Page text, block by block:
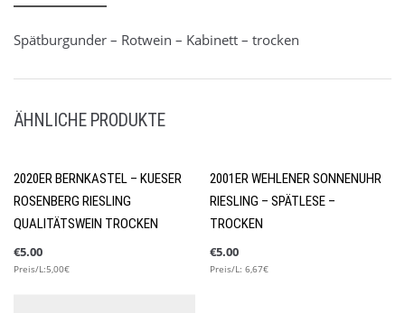
Sekt (3)
Liköre und Hochprozentiges (3)
Winterweine
Spätburgunder – Rotwein – Kabinett – trocken
ÄHNLICHE PRODUKTE
2020ER BERNKASTEL – KUESER
ROSENBERG RIESLING
QUALITÄTSWEIN TROCKEN
€5.00
Preis/L:5,00€
2001ER WEHLENER SONNENUHR
RIESLING – SPÄTLESE –
TROCKEN
€5.00
Preis/L: 6,67€